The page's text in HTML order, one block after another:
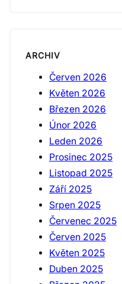
ARCHIV
Červen 2026
Květen 2026
Březen 2026
Únor 2026
Leden 2026
Prosinec 2025
Listopad 2025
Září 2025
Srpen 2025
Červenec 2025
Červen 2025
Květen 2025
Duben 2025